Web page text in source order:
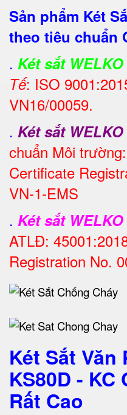
Sản phẩm Két
theo tiêu chuẩn
. Két sắt WELKO
Tế: ISO
VN16/00059.
. Két sắt WELKO
chuẩn Môi
Certificate
VN-1-EMS
. Két sắt WELKO
ATLĐ:
Registration No.
Két Sắt Văn
KS80D -
Rất Cao